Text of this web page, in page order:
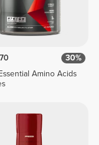
30%
Amino Acids